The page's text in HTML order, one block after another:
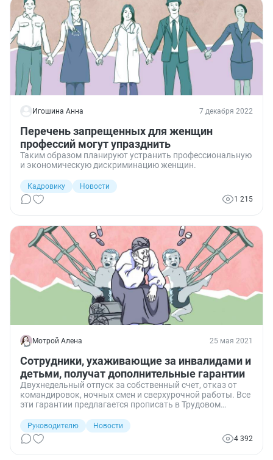
Игошина Анна 7 декабря 2022
Перечень запрещенных для женщин
профессий могут упразднить
Таким образом планируют устранить профессиональную
и экономическую дискриминацию женщин.
Кадровику
Новости
1 215
Мотрой Алена 25 мая 2021
Сотрудники, ухаживающие за инвалидами и
детьми, получат дополнительные гарантии
Двухнедельный отпуск за собственный счет, отказ от
командировок, ночных смен и сверхурочной работы. Все
эти гарантии предлагается прописать в Трудовом
воспитывающих детей.
Руководителю
Новости
4 392